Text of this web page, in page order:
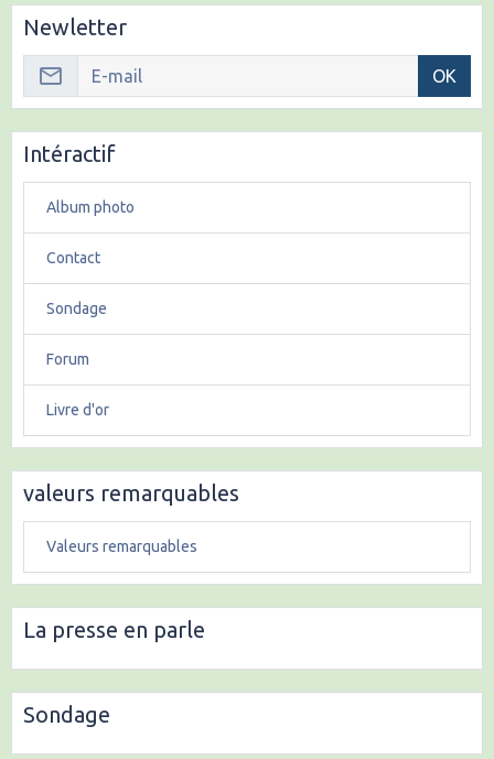
Newletter
OK
Intéractif
Album photo
Contact
Sondage
Forum
Livre d'or
valeurs remarquables
Valeurs remarquables
La presse en parle
Sondage